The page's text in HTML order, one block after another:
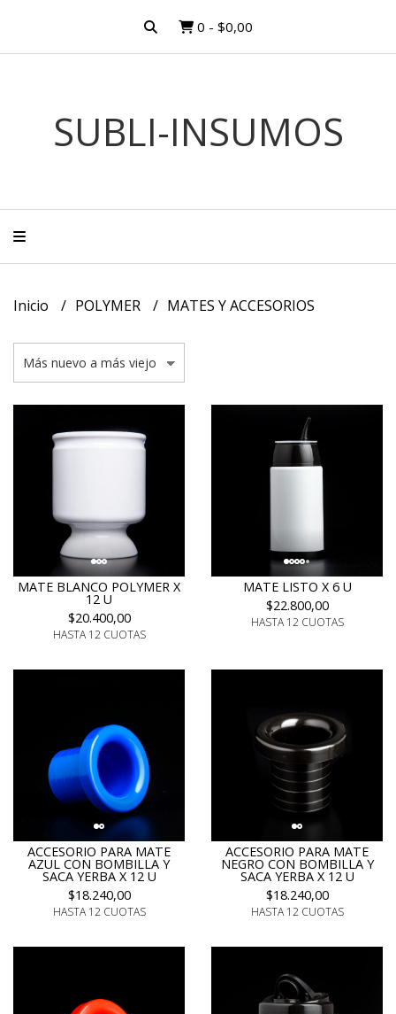
0 - $0,00
SUBLI-INSUMOS
Inicio POLYMER MATES Y ACCESORIOS
MATE BLANCO POLYMER X
12 U
$20.400,00
HASTA 12 CUOTAS
MATE LISTO X 6 U
$22.800,00
HASTA 12 CUOTAS
ACCESORIO PARA MATE
AZUL CON BOMBILLA Y
SACA YERBA X 12 U
$18.240,00
HASTA 12 CUOTAS
ACCESORIO PARA MATE
NEGRO CON BOMBILLA Y
SACA YERBA X 12 U
$18.240,00
HASTA 12 CUOTAS